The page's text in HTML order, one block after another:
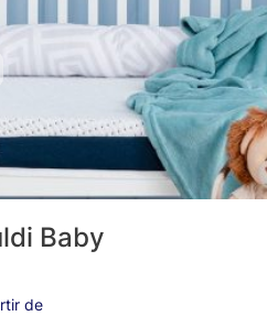
Baby
de